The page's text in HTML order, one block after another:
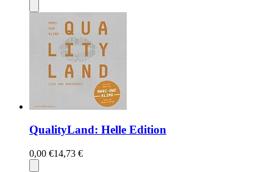
QualityLand: Helle Edition
0,00 €14,73 €